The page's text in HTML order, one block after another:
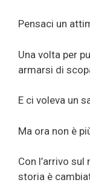
Pensaci un
Una volta per
armarsi di
E ci voleva un
Ma ora non è
Con l’arrivo
storia è